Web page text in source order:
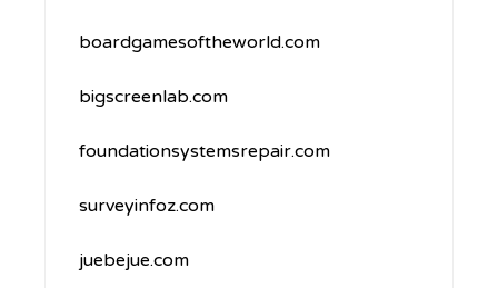
boardgamesoftheworld.com
bigscreenlab.com
foundationsystemsrepair.com
surveyinfoz.com
juebejue.com